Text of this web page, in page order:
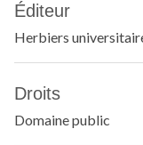
Éditeur
Herbiers
Droits
Domaine public